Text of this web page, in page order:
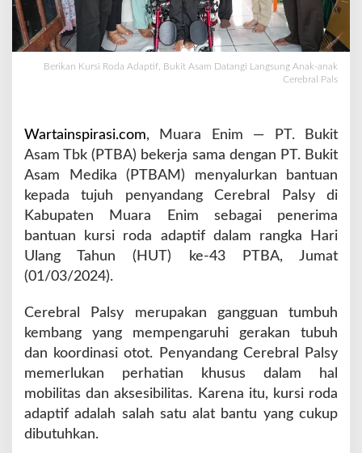
n
B
K
u
r
s
i
o
d
a
p
t
A
n
Berikan Kursi Roda Adaptif, Bukit Asam Datangi Langsung Anak-anak
Cerebral Pals
Wartainspirasi.com, Muara Enim — PT. Bukit
Asam Tbk (PTBA) bekerja sama dengan PT. Bukit
Asam Medika (PTBAM) menyalurkan bantuan
kepada tujuh penyandang Cerebral Palsy di
Kabupaten Muara Enim sebagai penerima
bantuan kursi roda adaptif dalam rangka Hari
Ulang Tahun (HUT) ke-43 PTBA, Jumat
(01/03/2024).
Cerebral Palsy merupakan gangguan tumbuh
kembang yang mempengaruhi gerakan tubuh
dan koordinasi otot. Penyandang Cerebral Palsy
memerlukan perhatian khusus dalam hal
mobilitas dan aksesibilitas. Karena itu, kursi roda
adaptif adalah salah satu alat bantu yang cukup
dibutuhkan.